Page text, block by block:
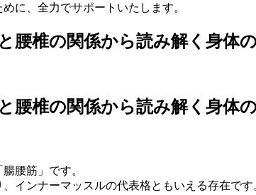
に、全力でサポートいたします。
腰椎の関係から読み解く身体
腰椎の関係から読み解く身体
腰筋」です。
インナーマッスルの代表格ともいえる存在です